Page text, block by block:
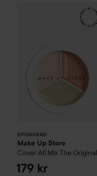
SPONSRAD
Make Up Store
Cover All MixThe Original
179 kr
Make Up Store